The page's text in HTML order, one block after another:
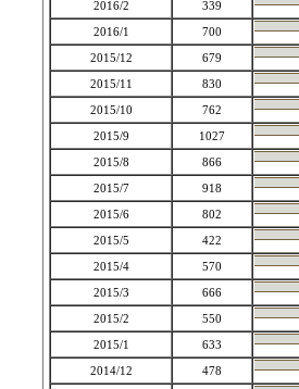
2016/2
339
2016/1
700
2015/12
679
2015/11
830
2015/10
762
2015/9
1027
2015/8
866
2015/7
918
2015/6
802
2015/5
422
2015/4
570
2015/3
666
2015/2
550
2015/1
633
2014/12
478